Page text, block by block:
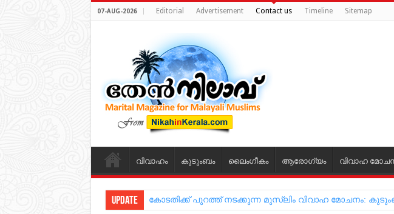
07-AUG-2026 Editorial Advertisement Contact us Timeline Sitemap
വിവാഹം കുടുംബം ലൈംഗീകം ആരോഗ്യം വിവാഹ
Update കോടതിക്ക് പുറത്ത് നടക്കുന്ന മുസ്‌ലിം വിവാഹ മോചനം: